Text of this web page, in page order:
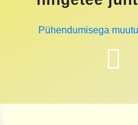
Pühendumisega